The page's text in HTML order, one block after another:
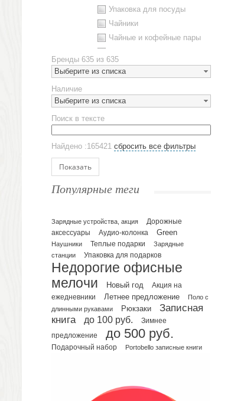
Упаковка для посуды
Чайники
Чайные и кофейные пары
Наборы посуды
Предметы сервировки
Стаканы
Эко кружки
ЕВРОПОСУДА
Аксессуары
Ежедневники и блокноты
Датированные ежедневники
Планинги и телефонные книжки
Планинги датированные
Планинги недатированные
Телефонные книжки
Органайзер на ежедневник
Сумки и Рюкзаки
Сумки для планшетов и ноутбуков
Рюкзаки
Конференц-сумки
Несессеры и косметички
Бренды 635 из 635
Выберите из списка
Наличие
Выберите из списка
Поиск в тексте
Найдено :165421 сбросить все фильтры
Показать
Популярные теги
Зарядные устройства, акция
Дорожные
аксессуары
Аудио-колонка Green
Наушники Теплые подарки
Зарядные
станции
Упаковка для подарков
Недорогие офисные
мелочи
Новый год
Акция на
ежедневники
Летнее предложение
Поло с
длинными рукавами
Рюкзаки
Записная
книга
до 100 руб.
Зимнее
предложение
до 500 руб.
Подарочный набор Portobello записные книги